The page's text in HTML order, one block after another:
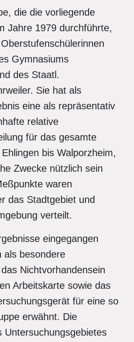
die die vorliegende
Jahre 1979 durchführte,
Gymnasiums
des Staatl.
Sie hat als
eine als repräsentativ
relative
für das gesamte
bis Walporzheim,
Zwecke nützlich sein
waren
das Stadtgebiet und
verteilt.
eingegangen
als besondere
Nichtvorhandensein
Arbeitskarte sowie das
für eine so
erwähnt. Die
Untersuchungsgebietes